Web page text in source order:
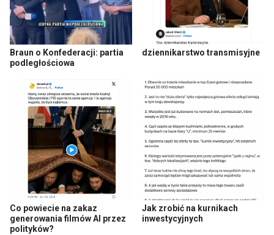
Braun o Konfederacji: partia
podległościowa
dziennikarstwo transmisyjne
Co powiecie na zakaz
generowania filmów AI przez
polityków?
Jak zrobić na kurnikach
inwestycyjnych